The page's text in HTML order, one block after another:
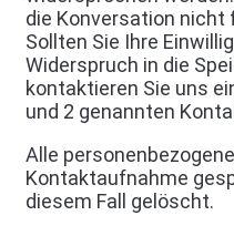
die Konversation
Sollten Sie Ihre
Widerspruch in die
kontaktieren Sie uns
und 2 genannten
Alle
Kontaktaufnahme
diesem Fall gelöscht.